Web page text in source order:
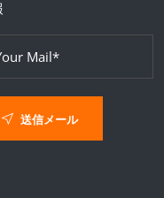
送信メール